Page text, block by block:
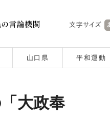
山口県 平和運動
大政奉